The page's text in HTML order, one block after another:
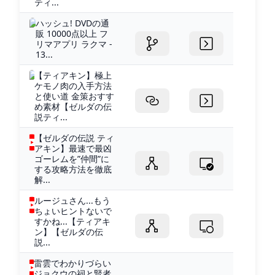
ハッシュ! DVDの通
販 10000点以上 フ
リマアプリ ラクマ -
13...
【ティアキン】極上
ケモノ肉の入手方法
と使い道 金策おすす
め素材【ゼルダの伝
説ティ...
【ゼルダの伝説 ティ
アキン】最速で最凶
ゴーレムを”仲間”に
する攻略方法を徹底
解...
ルージュさん...もう
ちょいヒントないで
すかね...【ティアキ
ン】【ゼルダの伝
説...
雷雲でわかりづらい